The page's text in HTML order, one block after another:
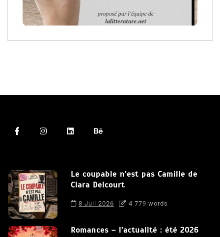
Le coupable n’est pas Camille de
Clara Delcourt
8 Juil 2026 4 779 words
Romances – l’actualité : été 2026